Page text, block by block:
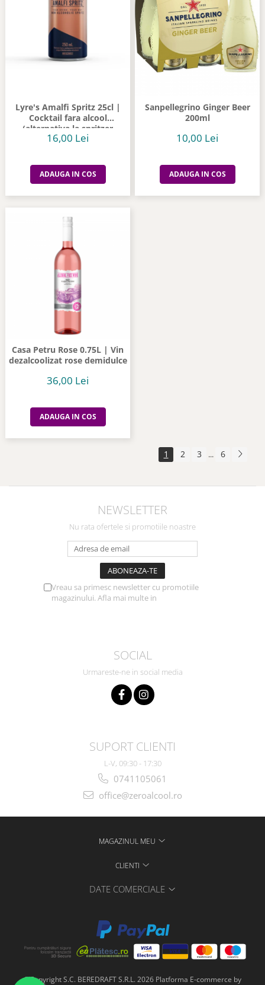
Lyre's Amalfi Spritz 25cl |
Cocktail fara alcool
(alternativa la spritzer
italian)
16,00 Lei
ADAUGA IN COS
Sanpellegrino Ginger Beer
200ml
10,00 Lei
ADAUGA IN COS
Casa Petru Rose 0.75L | Vin
dezalcoolizat rose demidulce
36,00 Lei
ADAUGA IN COS
1 2 3 ... 6
NEWSLETTER
Nu rata ofertele si promotiile noastre
Vreau sa primesc newsletter cu promotiile
magazinului. Afla mai multe in
SOCIAL
Urmareste-ne in social media
SUPORT CLIENTI
L-V, 09:30 - 17:30
0741105061
office@zeroalcool.ro
MAGAZINUL MEU
CLIENTI
DATE COMERCIALE
©Copyright S.C. BEREDRAFT S.R.L. 2026 Platforma E-commerce by